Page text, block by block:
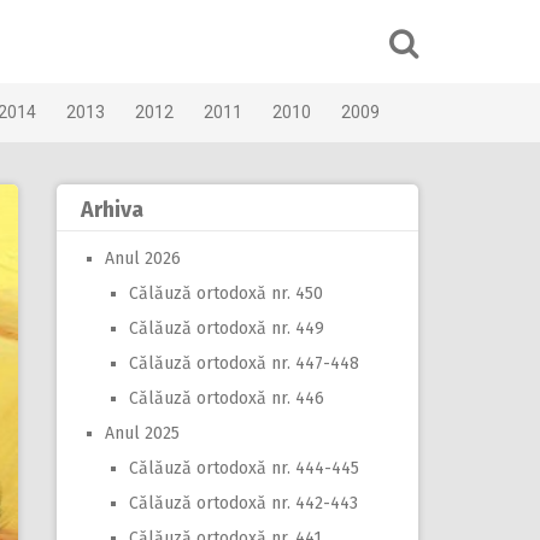
2013 2012 2011 2010 2009
Arhiva
Anul 2026
Călăuză ortodoxă nr. 450
Călăuză ortodoxă nr. 449
Călăuză ortodoxă nr. 447-448
Călăuză ortodoxă nr. 446
Anul 2025
Călăuză ortodoxă nr. 444-445
Călăuză ortodoxă nr. 442-443